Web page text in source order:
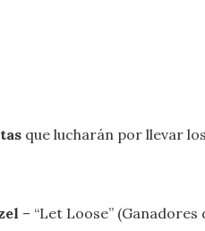
que lucharán por llevar
– “Let Loose” (Ganadores